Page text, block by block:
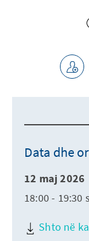
Data dhe
12 maj 2026
18:00 - 19:30
Shto në